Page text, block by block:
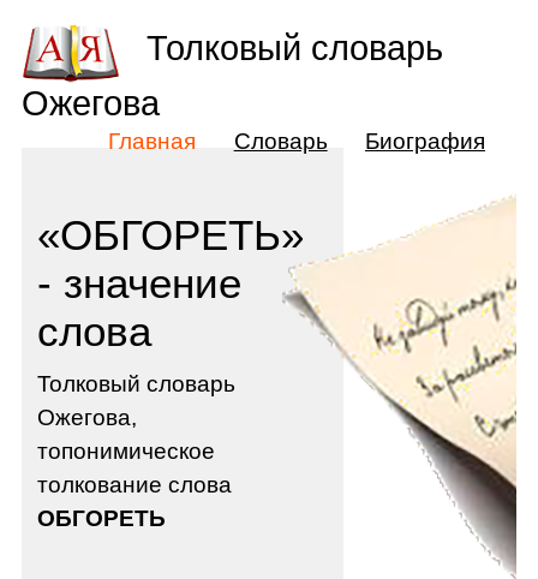
«ОБГОРЕТЬ»
- значение
слова
Толковый словарь
Ожегова,
топонимическое
толкование слова
ОБГОРЕТЬ
Толковый словарь
Ожегова
Главная Словарь Биография